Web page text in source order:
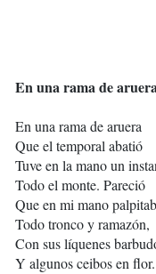
En una rama de
En una rama de aruera
Que el temporal abatió
Tuve en la mano un
Todo el monte. Pareció
Que en mi mano
Todo tronco y ramazón,
Con sus líquenes
Y algunos ceibos en flor.